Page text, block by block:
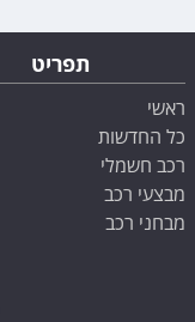
תפריט
ראשי
כל החדשות
רכב חשמלי
מבצעי רכב
מבחני רכב